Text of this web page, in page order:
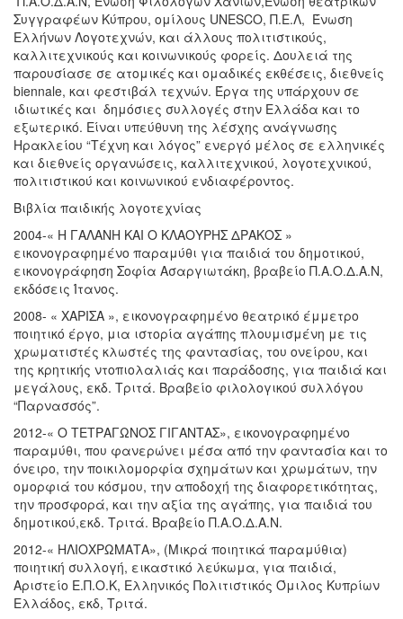
Συγγραφέων Κύπρου, ομίλους UNESCO, Π.Ε.Λ, Ένωση
Ελλήνων Λογοτεχνών, και άλλους πολιτιστικούς,
καλλιτεχνικούς και κοινωνικούς φορείς. Δουλειά της
παρουσίασε σε ατομικές και ομαδικές εκθέσεις, διεθνείς
biennale, και φεστιβάλ τεχνών. Έργα της υπάρχουν σε
ιδιωτικές και δημόσιες συλλογές στην Ελλάδα και το
εξωτερικό. Είναι υπεύθυνη της λέσχης ανάγνωσης
Ηρακλείου “Τέχνη και λόγος” ενεργό μέλος σε ελληνικές
και διεθνείς οργανώσεις, καλλιτεχνικού, λογοτεχνικού,
πολιτιστικού και κοινωνικού ενδιαφέροντος.
Βιβλία παιδικής λογοτεχνίας
2004-« Η ΓΑΛΑΝΗ ΚΑΙ Ο ΚΛΑΟΥΡΗΣ ΔΡΑΚΟΣ »
εικονογραφημένο παραμύθι για παιδιά του δημοτικού,
εικονογράφηση Σοφία Ασαργιωτάκη, βραβείο Π.Α.Ο.Δ.Α.Ν,
εκδόσεις Ίτανος.
2008- « ΧΑΡΙΣΑ », εικονογραφημένο θεατρικό έμμετρο
ποιητικό έργο, μια ιστορία αγάπης πλουμισμένη με τις
χρωματιστές κλωστές της φαντασίας, του ονείρου, και
της κρητικής ντοπιολαλιάς και παράδοσης, για παιδιά και
μεγάλους, εκδ. Τριτά. Βραβείο φιλολογικού συλλόγου
“Παρνασσός”.
2012-« Ο ΤΕΤΡΑΓΩΝΟΣ ΓΙΓΑΝΤΑΣ», εικονογραφημένο
παραμύθι, που φανερώνει μέσα από την φαντασία και το
όνειρο, την ποικιλομορφία σχημάτων και χρωμάτων, την
ομορφιά του κόσμου, την αποδοχή της διαφορετικότητας,
την προσφορά, και την αξία της αγάπης, για παιδιά του
δημοτικού,εκδ. Τριτά. Βραβείο Π.Α.Ο.Δ.Α.Ν.
2012-« ΗΛΙΟΧΡΩΜΑΤΑ», (Μικρά ποιητικά παραμύθια)
ποιητική συλλογή, εικαστικό λεύκωμα, για παιδιά,
Αριστείο Ε.Π.Ο.Κ, Ελληνικός Πολιτιστικός Όμιλος Κυπρίων
Ελλάδος, εκδ, Τριτά.